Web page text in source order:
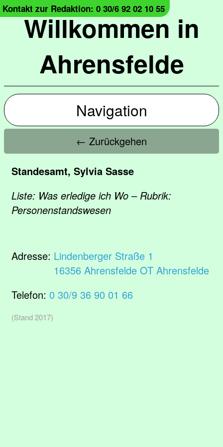
Willkommen in
Ahrensfelde
Kontakt zur Redaktion: 0 30/6 92 02 10 55
Navigation
← Zurückgehen
Standesamt, Sylvia Sasse
Liste: Was erledige ich Wo – Rubrik:
Personenstandswesen
Adresse: Lindenberger Straße 1
16356 Ahrensfelde OT Ahrensfelde
Telefon: 0 30/9 36 90 01 66
(Stand 2017)